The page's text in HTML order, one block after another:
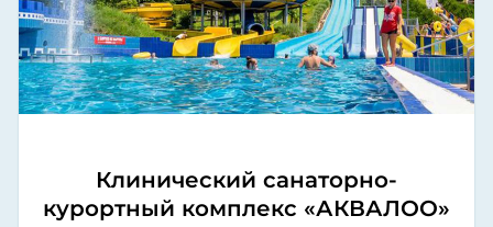
Клинический санаторно-
курортный комплекс «АКВАЛОО»